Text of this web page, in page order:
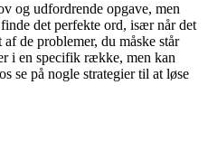
og udfordrende opgave, men
det perfekte ord, især når det
de problemer, du måske står
i en specifik række, men kan
se på nogle strategier til at løse